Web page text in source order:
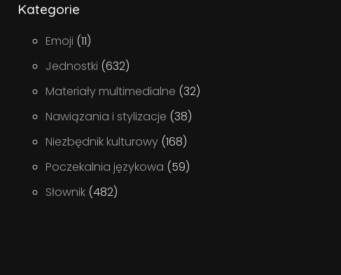
Kategorie
Emoji (11)
Jednostki (632)
Materiały multimedialne (32)
Nawiązania i stylizacje (38)
Niezbędnik kulturowy (168)
Poczekalnia językowa (59)
Słownik (482)